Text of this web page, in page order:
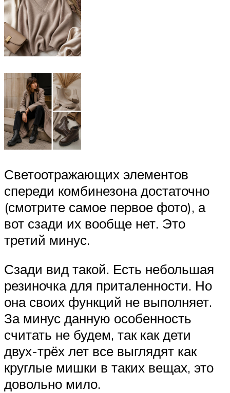
Светоотражающих элементов
спереди комбинезона достаточно
(смотрите самое первое фото), а
вот сзади их вообще нет. Это
третий минус.
Сзади вид такой. Есть небольшая
резиночка для приталенности. Но
она своих функций не выполняет.
За минус данную особенность
считать не будем, так как дети
двух-трёх лет все выглядят как
круглые мишки в таких вещах, это
довольно мило.